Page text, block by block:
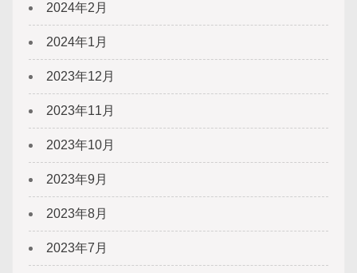
2024年2月
2024年1月
2023年12月
2023年11月
2023年10月
2023年9月
2023年8月
2023年7月